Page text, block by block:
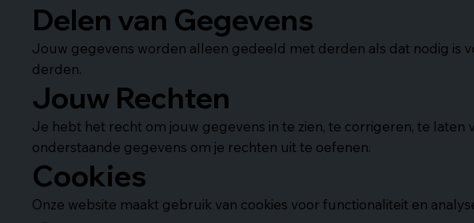
Delen van Gegevens
Jouw gegevens worden alleen gedeeld met derden als dat nodig is
derden.
Jouw Rechten
Je hebt het recht om jouw gegevens in te zien, te corrigeren, te
onderstaande gegevens om je rechten uit te oefenen.
Cookies
Onze website maakt gebruik van cookies voor functionaliteit en